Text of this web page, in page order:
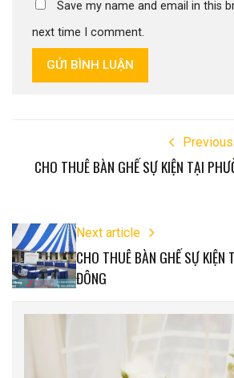
Save my name and email in this
next time I comment.
GỬI BÌNH LUẬN
CHO THUÊ BÀN GHẾ SỰ KIỆN TẠI
Next article
CHO THUÊ BÀN GHẾ SỰ KIỆN
ĐÔNG